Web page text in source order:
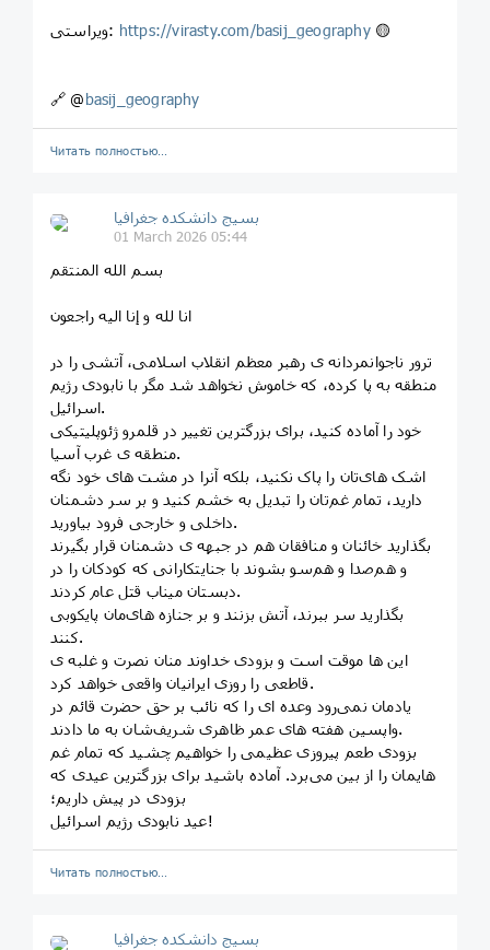
ویراستی: https://virasty.com/basij_geography🟡
🔗 @basij_geography
Читать полностью…
بسیج دانشکده‌ جغرافیا
01 March 2026 05:44
بسم الله المنتقم
انا لله و إنا الیه راجعون
ترور ناجوانمردانه ی رهبر معظم انقلاب اسلامی، آتشی را در
منطقه به پا کرده، که خاموش نخواهد شد مگر با نابودی رژیم
اسرائیل.
خود را آماده کنید، برای بزرگترین تغییر در قلمرو ژئوپلیتیکی
منطقه ی غرب آسیا.
اشک های‌تان را پاک نکنید، بلکه آنرا در مشت های خود نگه
دارید، تمام غم‌تان را تبدیل به خشم کنید و بر سر دشمنان
داخلی و خارجی فرود بیاورید.
بگذارید خائنان و منافقان هم در جبهه ی دشمنان قرار بگیرند
و هم‌صدا و هم‌سو بشوند با جنایتکارانی که کودکان را در
دبستان میناب قتل عام کردند.
بگذارید سر ببرند، آتش بزنند و بر جنازه های‌مان پایکوبی
کنند.
این ها موقت است و بزودی خداوند منان نصرت و غلبه ی
قاطعی را روزی ایرانیان واقعی خواهد کرد.
یادمان نمی‌رود وعده ای را که نائب بر حق حضرت قائم در
واپسین هفته های عمر ظاهری شریف‌شان به ما دادند.
بزودی طعم پیروزی عظیمی را خواهیم چشید که تمام غم
هایمان را از بین می‌برد. آماده باشید برای بزرگترین عیدی که
بزودی در پیش داریم؛
عید نابودی رژیم اسرائیل!
Читать полностью…
بسیج دانشکده‌ جغرافیا